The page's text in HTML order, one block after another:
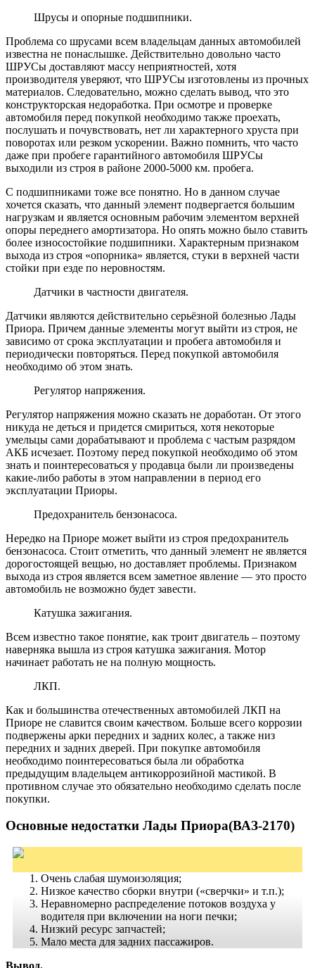
Шрусы и опорные подшипники.
Проблема со шрусами всем владельцам данных автомобилей
известна не понаслышке. Действительно довольно часто
ШРУСы доставляют массу неприятностей, хотя
производителя уверяют, что ШРУСы изготовлены из прочных
материалов. Следовательно, можно сделать вывод, что это
конструкторская недоработка. При осмотре и проверке
автомобиля перед покупкой необходимо также проехать,
послушать и почувствовать, нет ли характерного хруста при
поворотах или резком ускорении. Важно помнить, что часто
даже при пробеге гарантийного автомобиля ШРУСы
выходили из строя в районе 2000-5000 км. пробега.
С подшипниками тоже все понятно. Но в данном случае
хочется сказать, что данный элемент подвергается большим
нагрузкам и является основным рабочим элементом верхней
опоры переднего амортизатора. Но опять можно было ставить
более износостойкие подшипники. Характерным признаком
выхода из строя «опорника» является, стуки в верхней части
стойки при езде по неровностям.
Датчики в частности двигателя.
Датчики являются действительно серьёзной болезнью Лады
Приора. Причем данные элементы могут выйти из строя, не
зависимо от срока эксплуатации и пробега автомобиля и
периодически повторяться. Перед покупкой автомобиля
необходимо об этом знать.
Регулятор напряжения.
Регулятор напряжения можно сказать не доработан. От этого
никуда не деться и придется смириться, хотя некоторые
умельцы сами дорабатывают и проблема с частым разрядом
АКБ исчезает. Поэтому перед покупкой необходимо об этом
знать и поинтересоваться у продавца были ли произведены
какие-либо работы в этом направлении в период его
эксплуатации Приоры.
Предохранитель бензонасоса.
Нередко на Приоре может выйти из строя предохранитель
бензонасоса. Стоит отметить, что данный элемент не является
дорогостоящей вещью, но доставляет проблемы. Признаком
выхода из строя является всем заметное явление — это просто
автомобиль не возможно будет завести.
Катушка зажигания.
Всем известно такое понятие, как троит двигатель – поэтому
наверняка вышла из строя катушка зажигания. Мотор
начинает работать не на полную мощность.
ЛКП.
Как и большинства отечественных автомобилей ЛКП на
Приоре не славится своим качеством. Больше всего коррозии
подвержены арки передних и задних колес, а также низ
передних и задних дверей. При покупке автомобиля
необходимо поинтересоваться была ли обработка
предыдущим владельцем антикоррозийной мастикой. В
противном случае это обязательно необходимо сделать после
покупки.
Основные недостатки Лады Приора(ВАЗ-2170)
Очень слабая шумоизоляция;
Низкое качество сборки внутри («сверчки» и т.п.);
Неравномерно распределение потоков воздуха у
водителя при включении на ноги печки;
Низкий ресурс запчастей;
Мало места для задних пассажиров.
Вывод.